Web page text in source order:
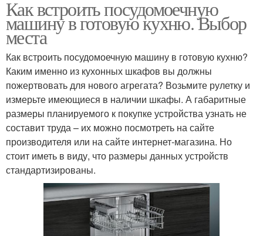
Как встроить посудомоечную
машину в готовую кухню. Выбор
места
Как встроить посудомоечную машину в готовую кухню?
Каким именно из кухонных шкафов вы должны
пожертвовать для нового агрегата? Возьмите рулетку и
измерьте имеющиеся в наличии шкафы. А габаритные
размеры планируемого к покупке устройства узнать не
составит труда – их можно посмотреть на сайте
производителя или на сайте интернет-магазина. Но
стоит иметь в виду, что размеры данных устройств
стандартизированы.